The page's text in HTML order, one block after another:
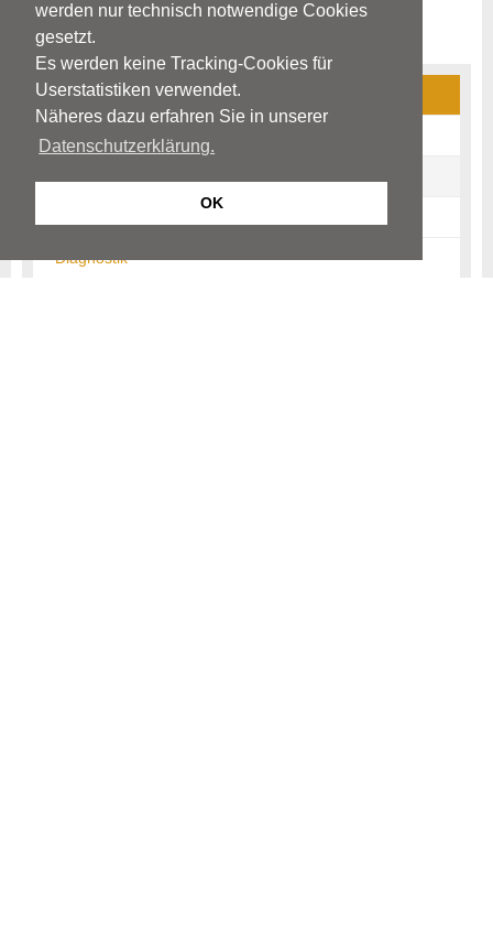
werden nur technisch notwendige Cookies
gesetzt.
Es werden keine Tracking-Cookies für
Userstatistiken verwendet.
Näheres dazu erfahren Sie in unserer
Datenschutzerklärung.
OK
Multiple Sklerose (MS)
Ursachen
Diagnostik